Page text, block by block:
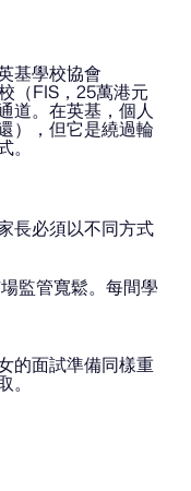
基學校協會
（FIS，25萬港元
道。在英基，個人
），但它是繞過輪
長必須以不同方式
監管寬鬆。每間學
的面試準備同樣重